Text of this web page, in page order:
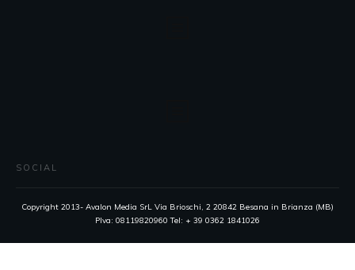
SOCIAL
Copyright 2013- Avalon Media SrL Via Brioschi, 2 20842 Besana in Brianza (MB)
PIva: 08119820960 Tel: + 39 0362 1841026